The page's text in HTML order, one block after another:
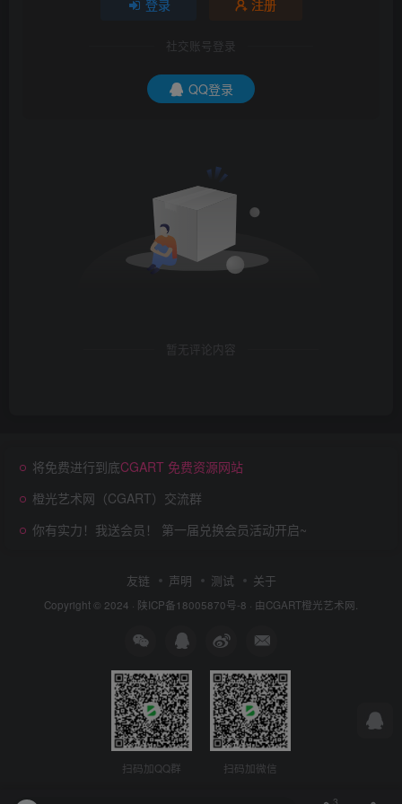
登录 注册
社交账号登录
QQ登录
暂无评论内容
将免费进行到底CGART 免费资源网站
橙光艺术网（CGART）交流群
你有实力！我送会员！ 第一届兑换会员活动开启~
友链 声明 测试 关于
Copyright © 2024 · 陕ICP备18005870号-8 · 由CGART橙光艺术网.
扫码加QQ群 扫码加微信